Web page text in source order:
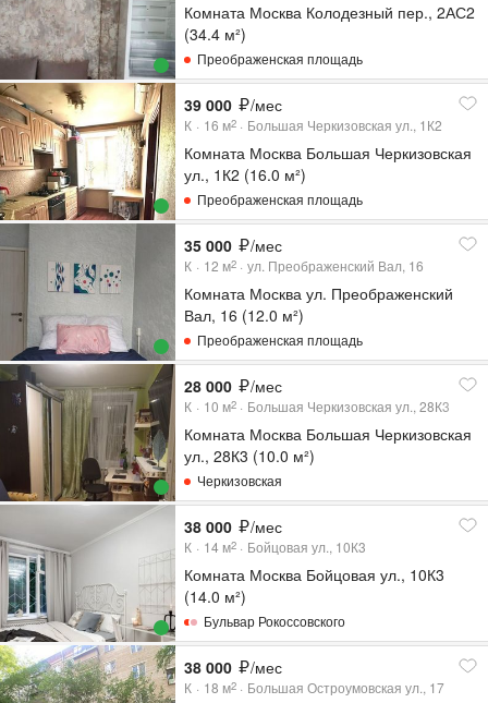
Комната Москва Колодезный пер., 2АС2
(34.4 м²)
Преображенская площадь
39 000 /мес
К 16 м2 Большая Черкизовская ул., 1К2
Комната Москва Большая Черкизовская
ул., 1К2 (16.0 м²)
Преображенская площадь
35 000 /мес
К 12 м2 ул. Преображенский Вал, 16
Комната Москва ул. Преображенский
Вал, 16 (12.0 м²)
Преображенская площадь
28 000 /мес
К 10 м2 Большая Черкизовская ул., 28К3
Комната Москва Большая Черкизовская
ул., 28К3 (10.0 м²)
Черкизовская
38 000 /мес
К 14 м2 Бойцовая ул., 10К3
Комната Москва Бойцовая ул., 10К3
(14.0 м²)
Бульвар Рокоссовского
38 000 /мес
К 18 м2 Большая Остроумовская ул., 17